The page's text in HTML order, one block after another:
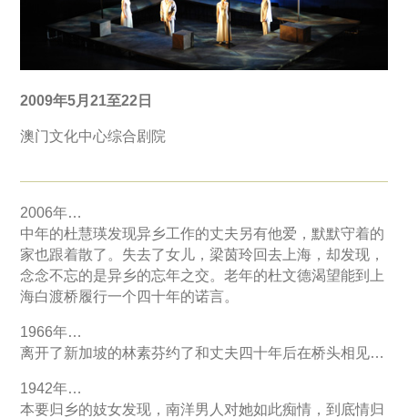
2009年5月21至22日
澳门文化中心综合剧院
2006年…
中年的杜慧瑛发现异乡工作的丈夫另有他爱，默默守着的
家也跟着散了。失去了女儿，梁茵玲回去上海，却发现，
念念不忘的是异乡的忘年之交。老年的杜文德渴望能到上
海白渡桥履行一个四十年的诺言。
1966年…
离开了新加坡的林素芬约了和丈夫四十年后在桥头相见…
1942年…
本要归乡的妓女发现，南洋男人对她如此痴情，到底情归